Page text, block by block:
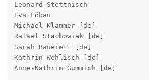
Leonard Stettnisch
Eva Löbau
Michael Klammer [de]
Rafael Stachowiak [de]
Sarah Bauerett [de]
Kathrin Wehlisch [de]
Anne-Kathrin Gummich [de]